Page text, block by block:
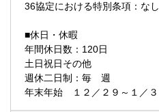
36協定における特別条項：なし
■休日・休暇
年間休日数：120日
土日祝日その他
週休二日制：毎 週
年末年始 １２／２９～１／３